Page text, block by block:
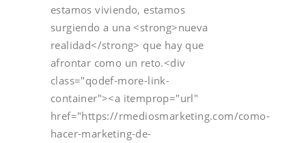
estamos viviendo, estamos
surgiendo a una <strong>nueva
realidad</strong> que hay que
afrontar como un reto.<div
class="qodef-more-link-
container"><a itemprop="url"
href="https://rmediosmarketing.com/como-
hacer-marketing-de-